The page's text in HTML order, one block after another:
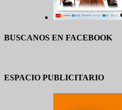
BUSCANOS EN FACEBOOK
ESPACIO PUBLICITARIO